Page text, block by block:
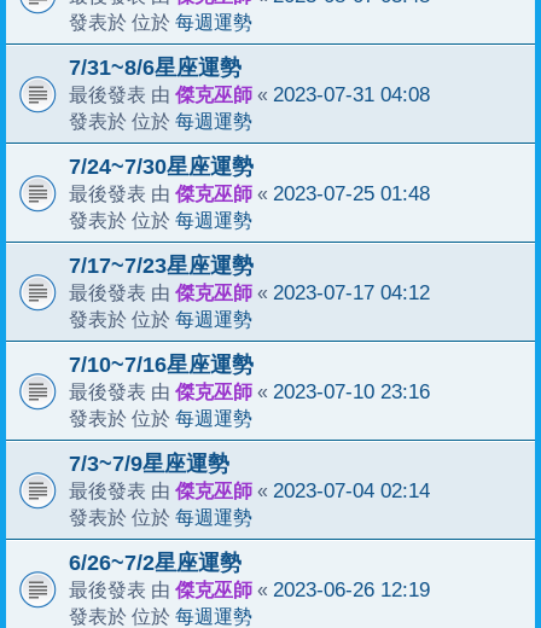
發表於 位於 每週運勢
7/31~8/6星座運勢
最後發表 由 傑克巫師 « 2023-07-31 04:08
發表於 位於 每週運勢
7/24~7/30星座運勢
最後發表 由 傑克巫師 « 2023-07-25 01:48
發表於 位於 每週運勢
7/17~7/23星座運勢
最後發表 由 傑克巫師 « 2023-07-17 04:12
發表於 位於 每週運勢
7/10~7/16星座運勢
最後發表 由 傑克巫師 « 2023-07-10 23:16
發表於 位於 每週運勢
7/3~7/9星座運勢
最後發表 由 傑克巫師 « 2023-07-04 02:14
發表於 位於 每週運勢
6/26~7/2星座運勢
最後發表 由 傑克巫師 « 2023-06-26 12:19
發表於 位於 每週運勢